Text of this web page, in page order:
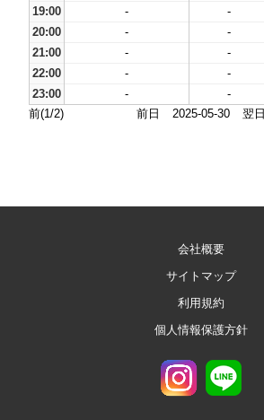
19:00
- -
20:00
- -
21:00
- -
22:00
- -
23:00
- -
前(1/2)
前日 2025-05-30 翌日
会社概要
サイトマップ
利用規約
個人情報保護方針